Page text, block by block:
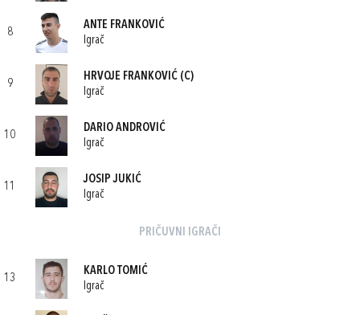
8
ANTE FRANKOVIĆ
Igrač
9
HRVOJE FRANKOVIĆ (C)
Igrač
10
DARIO ANDROVIĆ
Igrač
11
JOSIP JUKIĆ
Igrač
PRIČUVNI IGRAČI
13
KARLO TOMIĆ
Igrač